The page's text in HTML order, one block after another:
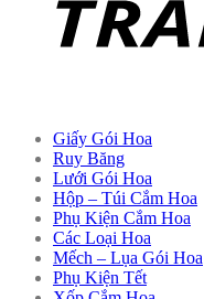
Giấy Gói Hoa
Ruy Băng
Lưới Gói Hoa
Hộp – Túi Cắm Hoa
Phụ Kiện Cắm Hoa
Các Loại Hoa
Mếch – Lụa Gói Hoa
Phụ Kiện Tết